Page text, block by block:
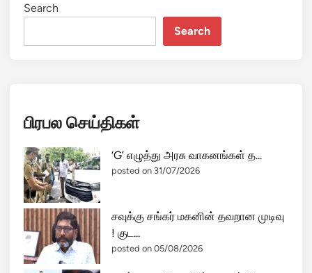
Search
Search
பிரபல செய்திகள்
‘G’ எழுத்து அரசு வாகனங்கள் த...
posted on 31/07/2026
சவுக்கு சங்கர் மகனின் தவறான முடிவு
! குட...
posted on 05/08/2026